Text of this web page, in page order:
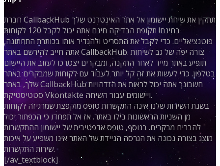
חברת CallbackHub תתקין את שיחת יישומון אל אתר האינטרנט שלך
בחינם! תקופת הבדיקה חינם אתה יכול לקבל 120 לקוחות
פוטנציאליים. כדי לקבל את התסריט ולהגדיר אותו בכותרת התחתונה,
אתה חייב להירשם באתר CallbackHub. צורה יפה של גב לשיחות
תופיע באתר מייד לאחר התקנה, ומבקרים יצטרכו לעזוב את היישום
בטלפון. כדי לעשות את זה קל יותר לעבוד עם לקוחות שמבקרים באתר
שלך, באתר CallbackHub חשבונך אתה יכול לראות את הזדהויות
סטטיסטיקת Vkontakte ויישומים עבור השיחה.
בשנת השירות שלנו אינה התקשרות טופס מוקפצת שמרגיזה לקוחות
מן השניות הראשונות בילו באתר. אז אל תפחדו כי הכפתור יכול
להבריח מבקרים. בנוסף, טופס אדפטיבית של יישומון ההתקשרות
מוצג בצורה נכונה את הגרסה הניידת של האתר אינו משפיע על איכות
שירות התקשרות.
[/av_textblock]